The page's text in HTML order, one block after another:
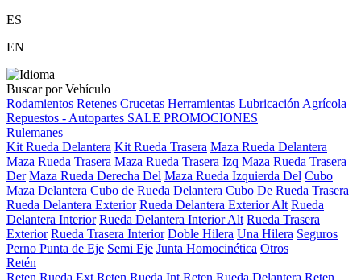
ES
EN
Buscar por Vehículo
Rodamientos Retenes Crucetas Herramientas Lubricación Agrícola
Repuestos - Autopartes SALE PROMOCIONES
Rulemanes
Kit Rueda Delantera Kit Rueda Trasera Maza Rueda Delantera
Maza Rueda Trasera Maza Rueda Trasera Izq Maza Rueda Trasera
Der Maza Rueda Derecha Del Maza Rueda Izquierda Del Cubo
Maza Delantera Cubo de Rueda Delantera Cubo De Rueda Trasera
Rueda Delantera Exterior Rueda Delantera Exterior Alt Rueda
Delantera Interior Rueda Delantera Interior Alt Rueda Trasera
Exterior Rueda Trasera Interior Doble Hilera Una Hilera Seguros
Perno Punta de Eje Semi Eje Junta Homocinética Otros
Retén
Reten Rueda Ext Reten Rueda Int Reten Rueda Delantera Reten